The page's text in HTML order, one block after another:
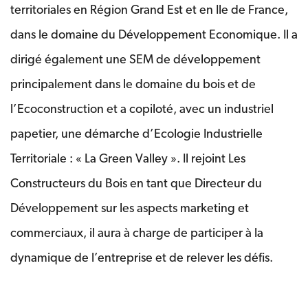
territoriales en Région Grand Est et en Ile de France,
dans le domaine du Développement Economique. Il a
dirigé également une SEM de développement
principalement dans le domaine du bois et de
l’Ecoconstruction et a copiloté, avec un industriel
papetier, une démarche d’Ecologie Industrielle
Territoriale : « La Green Valley ». Il rejoint Les
Constructeurs du Bois en tant que Directeur du
Développement sur les aspects marketing et
commerciaux, il aura à charge de participer à la
dynamique de l’entreprise et de relever les défis.